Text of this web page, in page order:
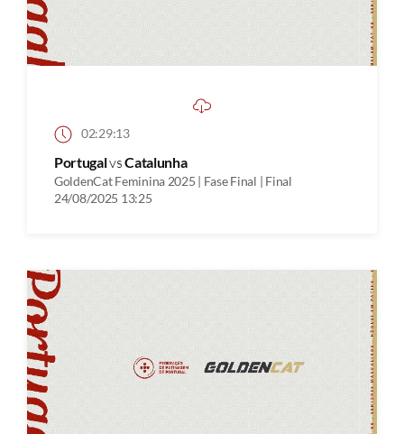
02:29:13
PortugalvsCatalunha
GoldenCat Feminina 2025 | Fase Final | Final
24/08/2025 13:25